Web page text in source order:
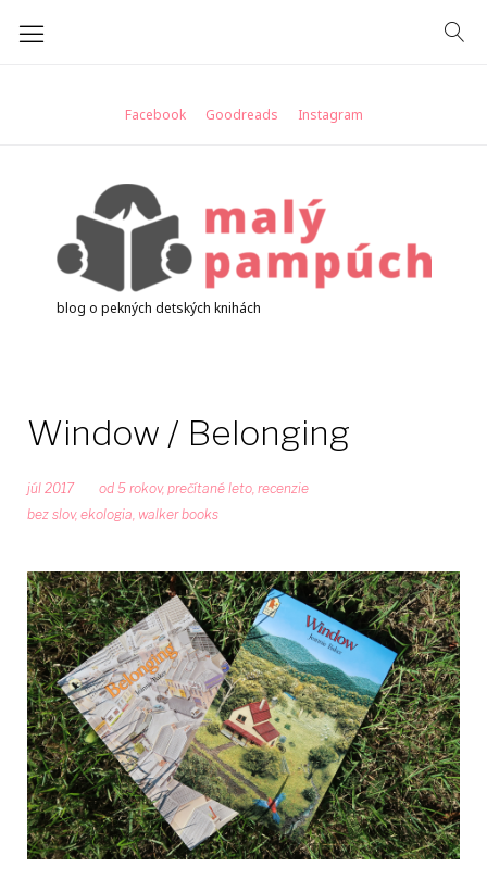
Facebook Goodreads Instagram
blog o pekných detských knihách
Window / Belonging
júl 2017 od 5 rokov, prečítané leto, recenzie
bez slov, ekologia, walker books